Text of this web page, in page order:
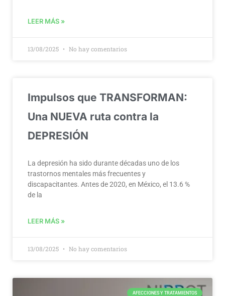
LEER MÁS »
13/08/2025 No hay comentarios
Impulsos que TRANSFORMAN:
Una NUEVA ruta contra la
DEPRESIÓN
La depresión ha sido durante décadas uno de los
trastornos mentales más frecuentes y
discapacitantes. Antes de 2020, en México, el 13.6 %
de la
LEER MÁS »
13/08/2025 No hay comentarios
AFECCIONES Y TRATAMIENTOS